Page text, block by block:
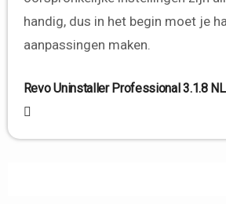
handig, dus in het begin moet je
aanpassingen maken.
Bericht
navigatie
Revo Uninstaller Professional 3.1.8 NL